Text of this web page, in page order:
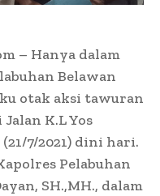
– Hanya dalam
Belawan
otak aksi tawuran
K.L Yos
7/2021) dini hari.
Pelabuhan
SH.,MH., dalam